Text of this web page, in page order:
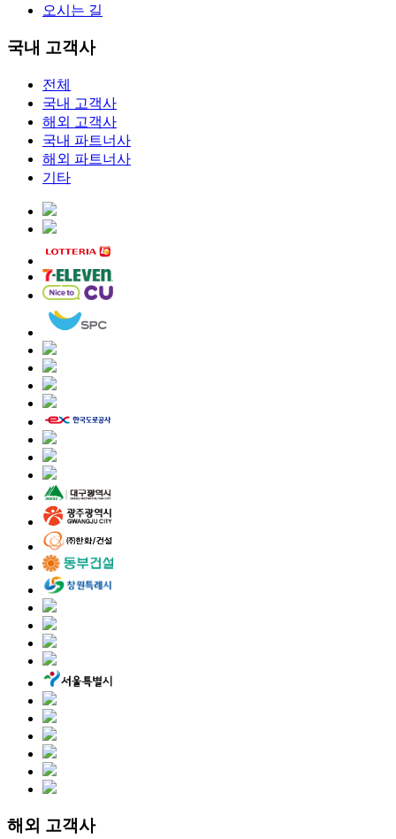
오시는 길
국내 고객사
전체
국내 고객사
해외 고객사
국내 파트너사
해외 파트너사
기타
해외 고객사